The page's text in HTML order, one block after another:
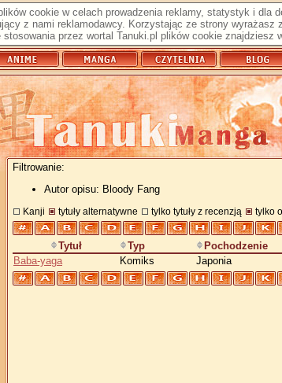
cookie w celach prowadzenia reklamy, statystyk i dla
z nami reklamodawcy. Korzystając ze strony
stosowania przez wortal Tanuki.pl plików cookie znajdziesz
Filtrowanie:
Autor opisu: Bloody Fang
Kanji tytuły alternatywne tylko tytuły z recenzją tylko
Tytuł Typ Pochodzenie
Baba-yaga
Komiks Japonia